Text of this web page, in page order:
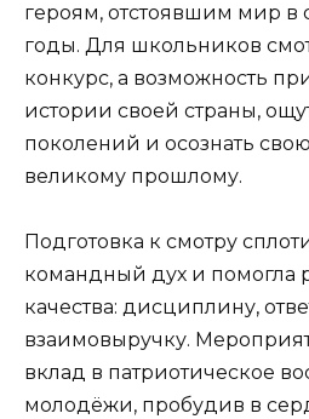
героям, отстоявшим мир в
годы. Для школьников
конкурс, а возможность
истории своей страны,
поколений и осознать
великому прошлому.
Подготовка к смотру
командный дух и помогла
качества: дисциплину,
взаимовыручку.
вклад в патриотическое
молодёжи, пробудив в